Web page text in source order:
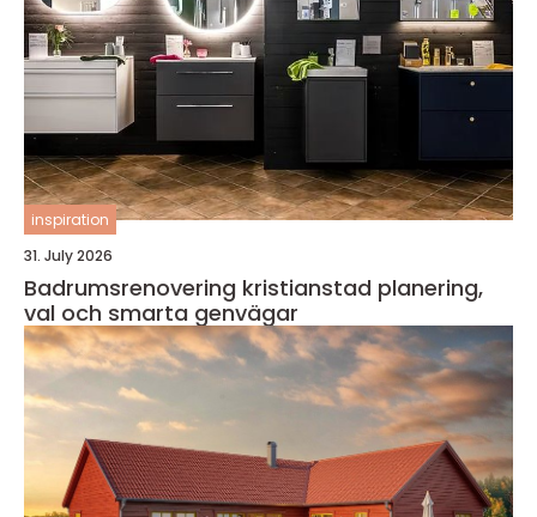
inspiration
31. July 2026
Badrumsrenovering kristianstad planering,
val och smarta genvägar